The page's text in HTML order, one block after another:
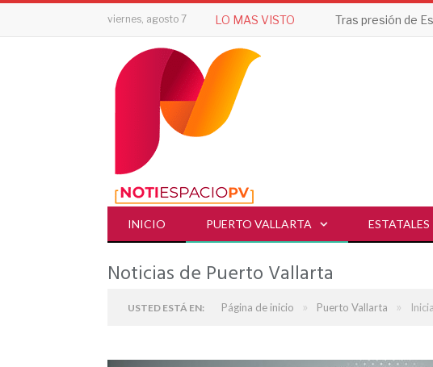
viernes, agosto 7 LO MAS VISTO
INICIO PUERTO VALLARTA ESTATALES
Noticias de Puerto Vallarta
USTED ESTÁ EN: Página de inicio » Puerto Vallarta »